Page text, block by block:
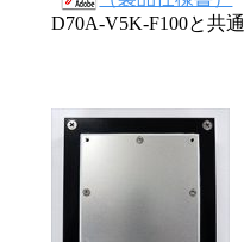
D70A-V5K-F100と共通